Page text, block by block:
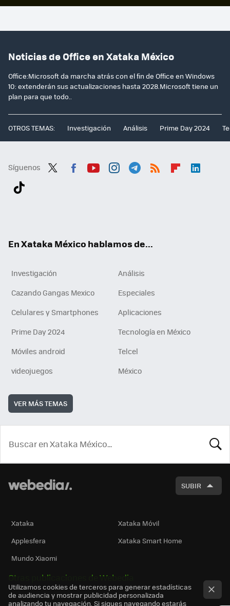
Noticias de Office en Xataka México
Office:Microsoft da marcha atrás con el fin de Office en Windows
10: extenderán sus actualizaciones hasta 2028.Microsoft tiene un
plan para que todo..
OTROS TEMAS: Investigación Análisis Prime Day 2024
Síguenos
En Xataka México hablamos de...
Investigación
Análisis
Cazando Gangas Mexico
Especiales
Celulares y Smartphones
Aplicaciones
Prime Day 2024
Tecnología en México
Móviles android
Telcel
videojuegos
México
VER MÁS TEMAS
SUBIR
Xataka
Xataka Móvil
Applesfera
Xataka Smart Home
Mundo Xiaomi
Otras publicaciones de Webedia
Utilizamos cookies de terceros para generar estadísticas
de audiencia y mostrar publicidad personalizada
analizando tu navegación. Si sigues navegando estarás